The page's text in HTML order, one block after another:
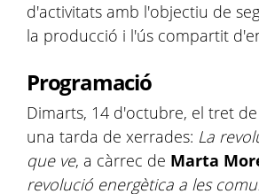
d'activitats amb l'objectiu de
la producció i l'ús compartit
Programació
Dimarts, 14 d'octubre, el tret
una tarda de xerrades: La
que ve, a càrrec de Marta
revolució energètica a les